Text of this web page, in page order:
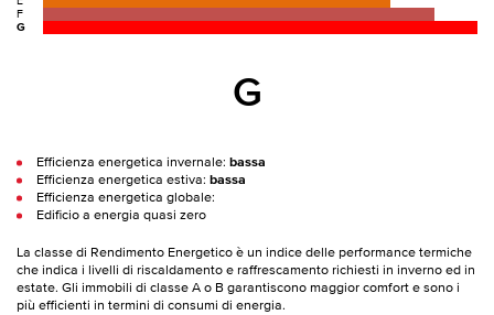
F
G
G
Efficienza energetica invernale: bassa
Efficienza energetica estiva: bassa
Efficienza energetica globale:
Edificio a energia quasi zero
La classe di Rendimento Energetico è un indice delle performance termiche
che indica i livelli di riscaldamento e raffrescamento richiesti in inverno ed in
estate. Gli immobili di classe A o B garantiscono maggior comfort e sono i
più efficienti in termini di consumi di energia.